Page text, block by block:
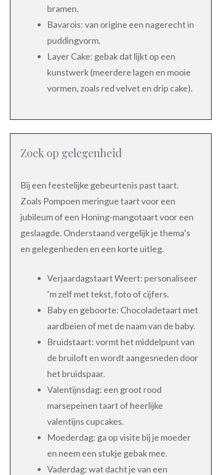
bramen.
Bavarois: van origine een nagerecht in
puddingvorm.
Layer Cake: gebak dat lijkt op een
kunstwerk (meerdere lagen en mooie
vormen, zoals red velvet en drip cake).
Zoek op gelegenheid
Bij een feestelijke gebeurtenis past taart.
Zoals Pompoen meringue taart voor een
jubileum of een Honing-mangotaart voor een
geslaagde. Onderstaand vergelijk je thema’s
en gelegenheden en een korte uitleg.
Verjaardagstaart Weert: personaliseer
‘m zelf met tekst, foto of cijfers.
Baby en geboorte: Chocoladetaart met
aardbeien of met de naam van de baby.
Bruidstaart: vormt het middelpunt van
de bruiloft en wordt aangesneden door
het bruidspaar.
Valentijnsdag: een groot rood
marsepeinen taart of heerlijke
valentijns cupcakes.
Moederdag: ga op visite bij je moeder
en neem een stukje gebak mee.
Vaderdag: wat dacht je van een